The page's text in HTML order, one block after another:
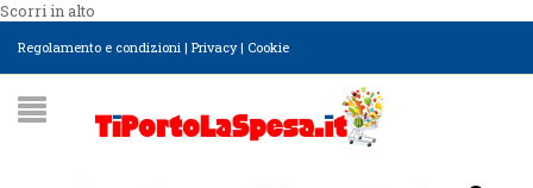
Scorri in alto
Regolamento e condizioni | Privacy| Cookie